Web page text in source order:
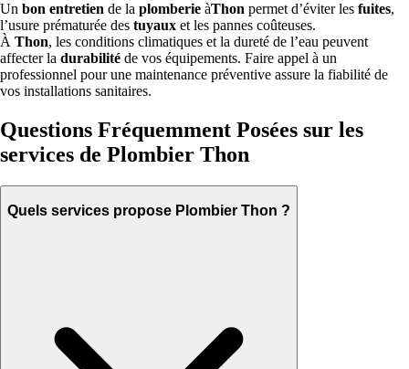
Un bon entretien de la plomberie àThon permet d’éviter les fuites,
l’usure prématurée des tuyaux et les pannes coûteuses.
À Thon, les conditions climatiques et la dureté de l’eau peuvent
affecter la durabilité de vos équipements. Faire appel à un
professionnel pour une maintenance préventive assure la fiabilité de
vos installations sanitaires.
Questions Fréquemment Posées sur les
services de Plombier Thon
Quels services propose Plombier Thon ?